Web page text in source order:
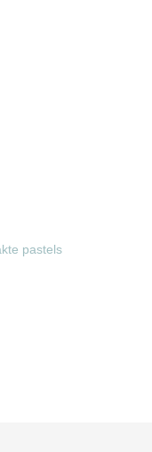
pastels